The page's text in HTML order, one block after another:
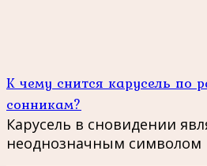
К чему снится карусель по
сонникам?
Карусель в сновидении
неоднозначным символом